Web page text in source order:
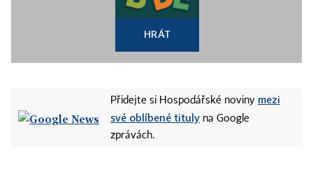
HRÁT
Přidejte si Hospodářské noviny mezi
své oblíbené tituly na Google
zprávách.